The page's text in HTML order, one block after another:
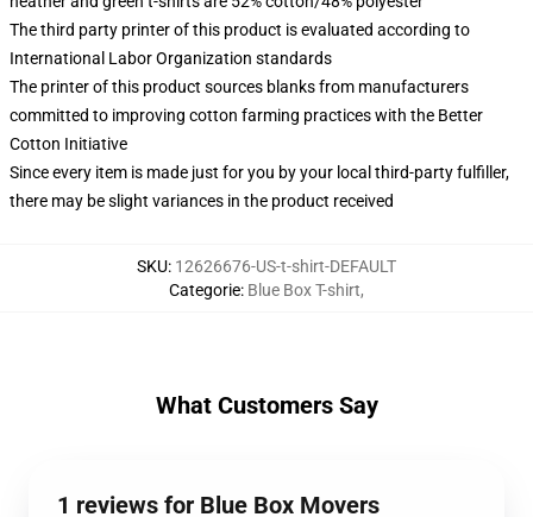
The third party printer of this product is evaluated according to
International Labor Organization standards
The printer of this product sources blanks from manufacturers
committed to improving cotton farming practices with the Better
Cotton Initiative
Since every item is made just for you by your local third-party fulfiller,
there may be slight variances in the product received
SKU: 12626676-US-t-shirt-DEFAULT
Categorie: Blue Box T-shirt,
What Customers Say
1 reviews for Blue Box Movers